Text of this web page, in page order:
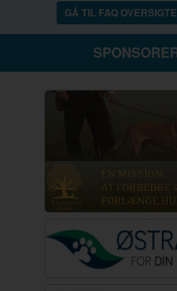
GÅ TIL FAQ